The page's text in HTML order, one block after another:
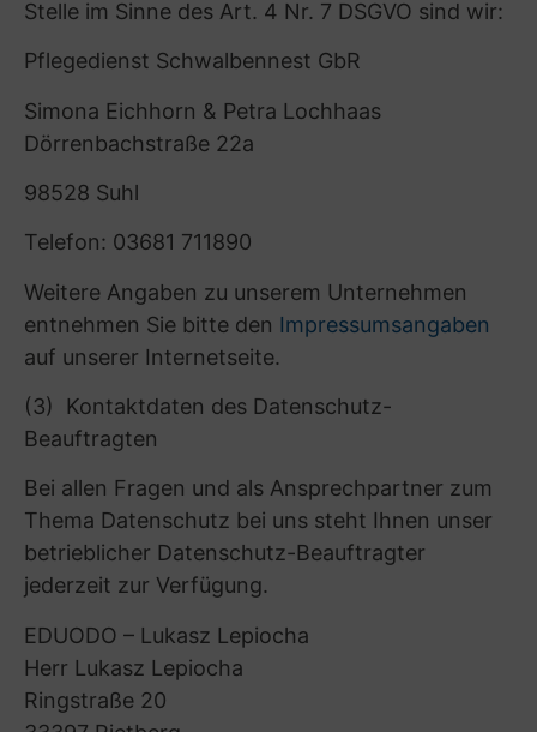
gesetzlichen oder rechtlichen Verpflichtung
unterliegen, die rechtmäßig verarbeiteten
personenbezogenen Daten für Dritte,
insbesondere öffentlichen Stellen,
bereitzustellen ( Art. 6 Abs. 1 S. 1 lit. c DSGVO).
(10) Ihre Rechte
Ihre Rechte als Betroffener bezüglich Ihrer
können Sie uns gegenüber unter den eingangs
unter A.(2) angegebenen Kontaktdaten
jederzeit geltend machen. Sie haben als
Betroffener das Recht:
– gemäß Art. 15 DSGVO Auskunft über Ihre
von uns verarbeiteten Daten zu verlangen.
Insbesondere können Sie Auskunft über die
Verarbeitungszwecke, die Kategorie der Daten,
die Kategorien von Empfängern, gegenüber
werden, die geplante Speicherdauer, das
Bestehen eines Rechts auf Berichtigung,
Löschung, Einschränkung der Verarbeitung